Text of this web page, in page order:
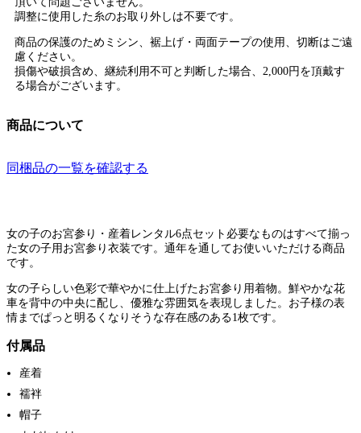
調整に使用した糸のお取り外しは不要です。
商品の保護のためミシン、裾上げ・両面テープの使用、切断はご遠
慮ください。
損傷や破損含め、継続利用不可と判断した場合、2,000円を頂戴す
る場合がございます。
商品について
同梱品の一覧を確認する
女の子のお宮参り・産着レンタル6点セット必要なものはすべて揃っ
た女の子用お宮参り衣装です。通年を通してお使いいただける商品
です。
女の子らしい色彩で華やかに仕上げたお宮参り用着物。鮮やかな花
車を背中の中央に配し、優雅な雰囲気を表現しました。お子様の表
情までぱっと明るくなりそうな存在感のある1枚です。
付属品
産着
襦袢
帽子